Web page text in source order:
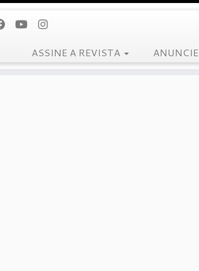
ASSINE A REVISTA ANUNCIE